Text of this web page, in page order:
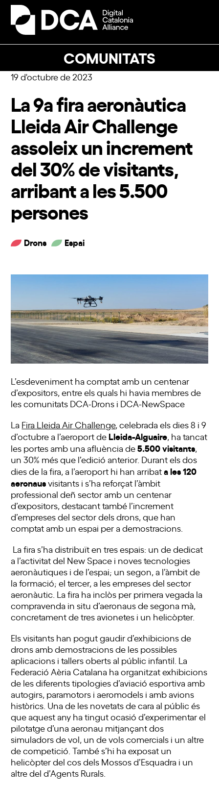
Skip
content
COMUNITATS
Open
mobile
Close
mobile
19 d'octubre de 2023
La 9a fira aeronàutica
Lleida Air Challenge
assoleix un increment
del 30% de visitants,
arribant a les 5.500
persones
Drons Espai
L’esdeveniment ha comptat amb un centenar
d’expositors, entre els quals hi havia membres de
les comunitats DCA-Drons i DCA-NewSpace
La Fira Lleida Air Challenge, celebrada els dies 8 i 9
d’octubre a l’aeroport de Lleida-Alguaire , ha tancat
les portes amb una afluència de5.500visitants
un 30% més que l’edició anterior. Durant els dos
dies de la fira, a l’aeroport hi han arribata les 120
aeronausvisitants i s’ha reforçat l’àmbit
professional deñ sector amb un centenar
d’expositors, destacant també l’increment
d’empreses del sector dels drons, que han
comptat amb un espai per a demostracions.
La fira s’ha distribuït en tres espais: un de dedicat
a l’activitat del New Space i noves tecnologies
aeronàutiques i de l’espai; un segon, a l’àmbit de
la formació; el tercer, a les empreses del sector
aeronàutic. La fira ha inclòs per primera vegada la
compravenda in situ d’aeronaus de segona mà,
concretament de tres avionetes i un helicòpter.
Els visitants han pogut gaudir d’exhibicions de
drons amb demostracions de les possibles
aplicacions i tallers oberts al públic infantil. La
Federació Aèria Catalana ha organitzat exhibicions
de les diferents tipologies d’aviació esportiva amb
autogirs, paramotors i aeromodels i amb avions
històrics. Una de les novetats de cara al públic és
que aquest any ha tingut ocasió d’experimentar el
pilotatge d’una aeronau mitjançant dos
simuladors de vol, un de vols comercials i un altre
de competició. També s’hi ha exposat un
helicòpter del cos dels Mossos d’Esquadra i un
altre del d’Agents Rurals.